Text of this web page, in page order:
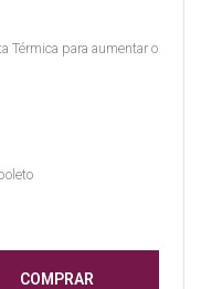
Térmica para aumentar o
COMPRAR